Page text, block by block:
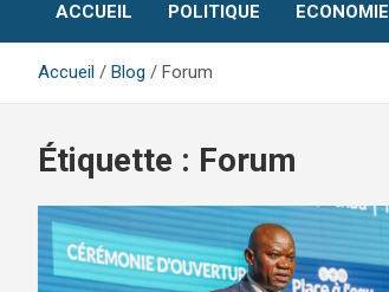
ACCUEIL POLITIQUE ECONOMIE
Accueil Blog Forum
Étiquette : Forum